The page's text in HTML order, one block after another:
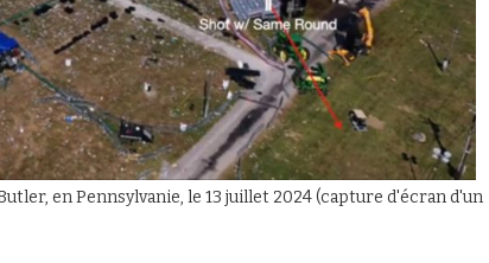
en Pennsylvanie, le 13 juillet 2024 (capture d'écran d'un